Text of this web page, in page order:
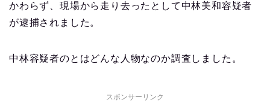
かわらず、現場から走り去ったとして中林美和容疑者
が逮捕されました。
中林容疑者のとはどんな人物なのか調査しました。
スポンサーリンク